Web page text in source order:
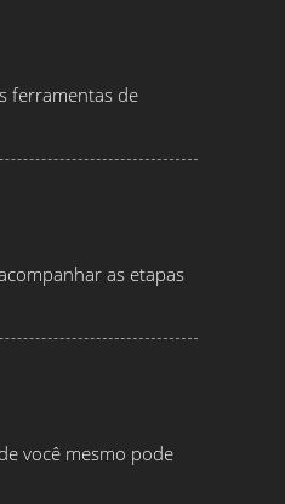
ferramentas de
as etapas
você mesmo pode